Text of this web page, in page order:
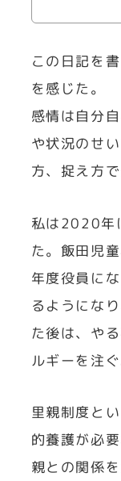
この日記を
を感じた。
感情は自分
や状況のせ
方、捉え方
私は2020年
た。飯田児
年度役員に
るようにな
た後は、や
ルギーを注ぐ
里親制度と
的養護が必
親との関係